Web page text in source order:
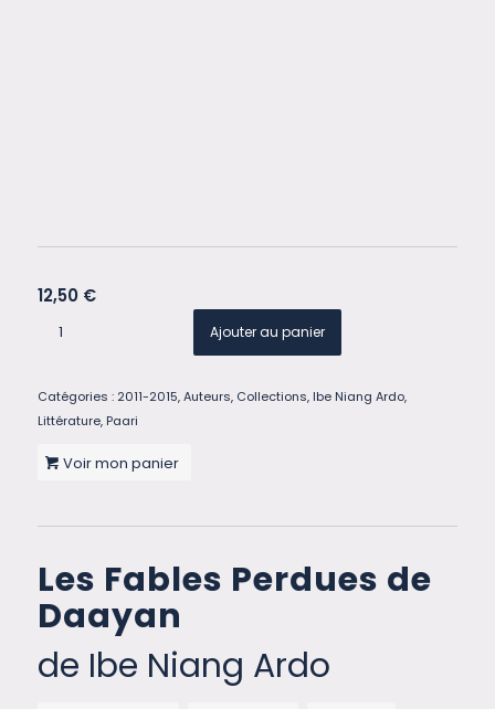
12,50 €
Ajouter au panier
Catégories : 2011-2015,Auteurs, Collections, Ibe Niang Ardo,
Littérature, Paari
Voir mon panier
Les Fables Perdues de
Daayan
de Ibe Niang Ardo